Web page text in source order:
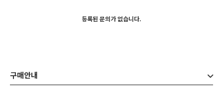
등록된 문의가 없습니다.
구매안내